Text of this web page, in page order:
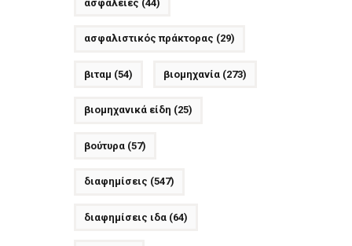
ασφάλειες (44)
ασφαλιστικός πράκτορας (29)
βιταμ (54) βιομηχανία(273)
βιομηχανικά είδη (25)
βούτυρα(57)
διαφημίσεις (547)
διαφημίσεις ιδα(64)